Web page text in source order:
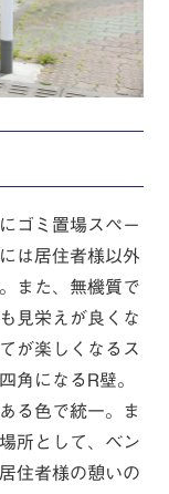
ゴミ置場スペー
は居住者様以外
また、無機質で
見栄えが良くな
が楽しくなるス
角になるR壁。
る色で統一。ま
所として、ベン
住者様の憩いの